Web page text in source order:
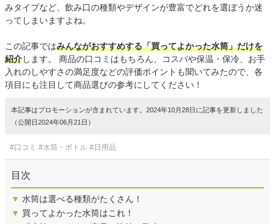
みタイプなど、飲み口の種類やデザインが豊富でどれを選ぼうか迷
ってしまいますよね。
この記事ではみんながおすすめする「買ってよかった水筒」だけを
紹介します。 商品の口コミはもちろん、コスパや保温・保冷、お手
入れのしやすさの満足度などの評価ポイントも聞いてみたので、各
項目にも注目して商品選びの参考にしてください！
本記事はプロモーションが含まれています。2024年10月28日に記事を更新しました
（公開日2024年06月21日）
#口コミ #水筒・ボトル #日用品
目次
▼ 水筒は選べる種類がたくさん！
▼ 買ってよかった水筒はこれ！